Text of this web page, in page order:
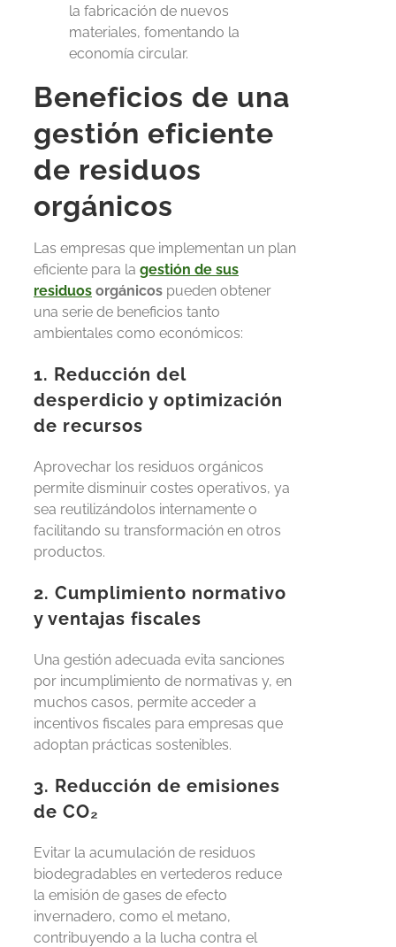
la fabricación de nuevos
materiales, fomentando la
economía circular.
Beneficios de una
gestión eficiente
de residuos
orgánicos
Las empresas que implementan un plan
eficiente para la gestión de sus
residuos orgánicos pueden obtener
una serie de beneficios tanto
ambientales como económicos:
1. Reducción del
desperdicio y optimización
de recursos
Aprovechar los residuos orgánicos
permite disminuir costes operativos, ya
sea reutilizándolos internamente o
facilitando su transformación en otros
productos.
2. Cumplimiento normativo
y ventajas fiscales
Una gestión adecuada evita sanciones
por incumplimiento de normativas y, en
muchos casos, permite acceder a
incentivos fiscales para empresas que
adoptan prácticas sostenibles.
3. Reducción de emisiones
de CO₂
Evitar la acumulación de residuos
biodegradables en vertederos reduce
la emisión de gases de efecto
invernadero, como el metano,
contribuyendo a la lucha contra el